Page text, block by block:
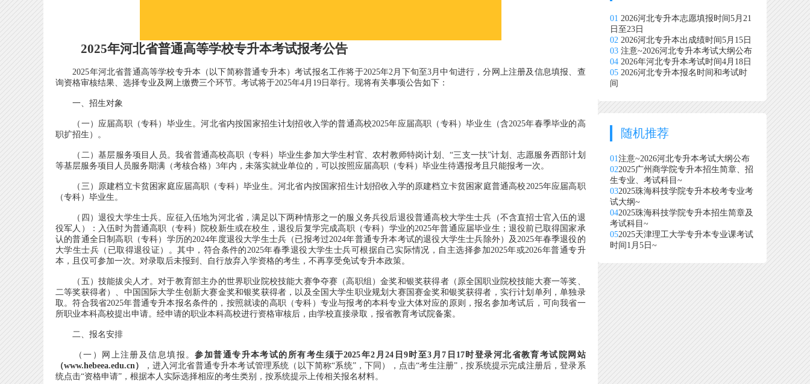
2025年河北省普通高等学校专升本考试报考公告
2025年河北省普通高等学校专升本（以下简称普通专升本）考试报名工作将于2025年2月下旬至3月中旬进行，分网上注册及信息填报、查
询资格审核结果、选择专业及网上缴费三个环节。考试将于2025年4月19日举行。现将有关事项公告如下：
一、招生对象
（一）应届高职（专科）毕业生。河北省内按国家招生计划招收入学的普通高校2025年应届高职（专科）毕业生（含2025年春季毕业的高
职扩招生）。
（二）基层服务项目人员。我省普通高校高职（专科）毕业生参加大学生村官、农村教师特岗计划、“三支一扶”计划、志愿服务西部计划
等基层服务项目人员服务期满（考核合格）3年内，未落实就业单位的，可以按照应届高职（专科）毕业生待遇报考且只能报考一次。
（三）原建档立卡贫困家庭应届高职（专科）毕业生。河北省内按国家招生计划招收入学的原建档立卡贫困家庭普通高校2025年应届高职
（专科）毕业生。
（四）退役大学生士兵。应征入伍地为河北省，满足以下两种情形之一的服义务兵役后退役普通高校大学生士兵（不含直招士官入伍的退
役军人）：入伍时为普通高职（专科）院校新生或在校生，退役后复学完成高职（专科）学业的2025年普通应届毕业生；退役前已取得国家承
认的普通全日制高职（专科）学历的2024年度退役大学生士兵（已报考过2024年普通专升本考试的退役大学生士兵除外）及2025年春季退役的
大学生士兵（已取得退役证）。其中，符合条件的2025年春季退役大学生士兵可根据自己实际情况，自主选择参加2025年或2026年普通专升
本，且仅可参加一次。对录取后未报到、自行放弃入学资格的考生，不再享受免试专升本政策。
（五）技能拔尖人才。对于教育部主办的世界职业院校技能大赛争夺赛（高职组）金奖和银奖获得者（原全国职业院校技能大赛一等奖、
二等奖获得者）、中国国际大学生创新大赛金奖和银奖获得者，以及全国大学生职业规划大赛国赛金奖和银奖获得者，实行计划单列，单独录
取。符合我省2025年普通专升本报名条件的，按照就读的高职（专科）专业与报考的本科专业大体对应的原则，报名参加考试后，可向我省一
所职业本科高校提出申请。经申请的职业本科高校进行资格审核后，由学校直接录取，报省教育考试院备案。
二、报名安排
（一）网上注册及信息填报。参加普通专升本考试的所有考生须于2025年2月24日9时至3月7日17时登录河北省教育考试院网站
（www.hebeea.edu.cn）
，进入河北省普通专升本考试管理系统（以下简称“系统”，下同），点击“考生注册”，按系统提示完成注册后，登录系
统点击“资格申请”，根据本人实际选择相应的考生类别，按系统提示上传相关报名材料。
01 2026河北专升本志愿填报时间5月21
日至23日
02 2026河北专升本出成绩时间5月15日
03 注意~2026河北专升本考试大纲公布
04 2026年河北专升本考试时间4月18日
05 2026河北专升本报名时间和考试时
间
随机推荐
01注意~2026河北专升本考试大纲公布
022025广州商学院专升本招生简章、招
生专业、考试科目~
032025珠海科技学院专升本校考专业考
试大纲~
042025珠海科技学院专升本招生简章及
考试科目~
052025天津理工大学专升本专业课考试
时间1月5日~